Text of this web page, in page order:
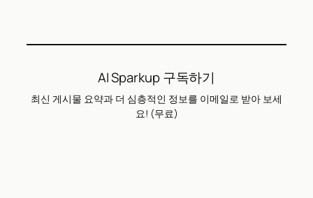
AI Sparkup 구독하기
최신 게시물 요약과 더 심층적인 정보를 이메일로 받아 보세
요! (무료)